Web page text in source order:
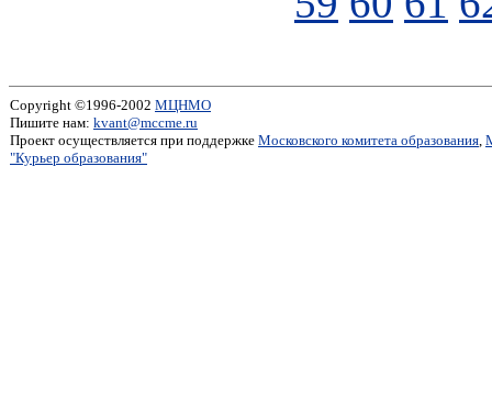
Copyright ©1996-2002 МЦНМО
Пишите нам: kvant@mccme.ru
Проект осуществляется при поддержке Московского комитета образования,
"Курьер образования"